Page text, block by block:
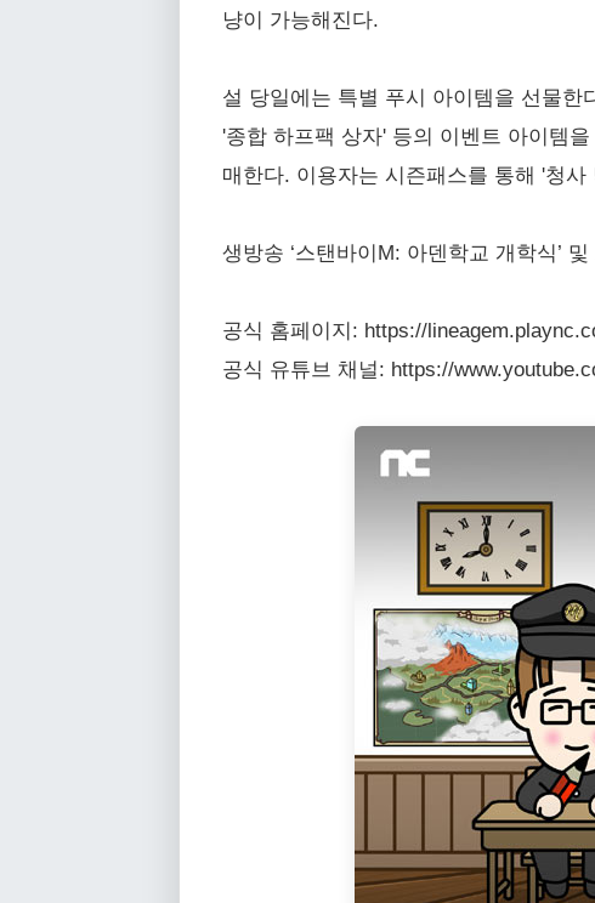
냥이 가능해진다.
설 당일에는 특별 푸시 아이템을 선물
'종합 하프팩 상자' 등의 이벤트 아이템
매한다. 이용자는 시즌패스를 통해 '청
생방송 ‘스탠바이M: 아덴학교 개학식’
공식 홈페이지: https://
공식 유튜브 채널: https://